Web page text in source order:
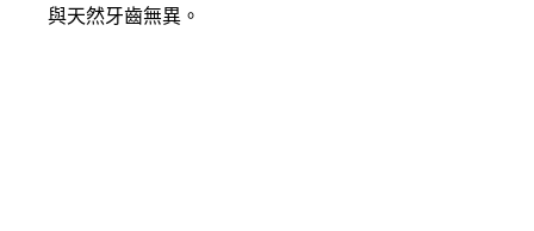
與天然牙齒無異。